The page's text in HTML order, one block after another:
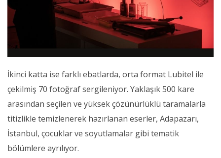
İkinci katta ise farklı ebatlarda, orta format Lubitel ile
çekilmiş 70 fotoğraf sergileniyor. Yaklaşık 500 kare
arasından seçilen ve yüksek çözünürlüklü taramalarla
titizlikle temizlenerek hazırlanan eserler, Adapazarı,
İstanbul, çocuklar ve soyutlamalar gibi tematik
bölümlere ayrılıyor.